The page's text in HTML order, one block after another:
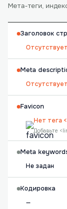
Мета-теги,
Заголовок
Отсутствует
Meta
Отсутствует
Favicon
Нет тега
Добавьте
Meta
Не задан
Кодировка
—